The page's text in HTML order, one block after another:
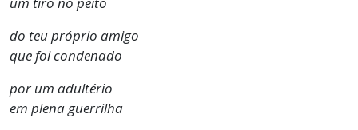
do teu próprio amigo
que foi condenado
por um adultério
em plena guerrilha